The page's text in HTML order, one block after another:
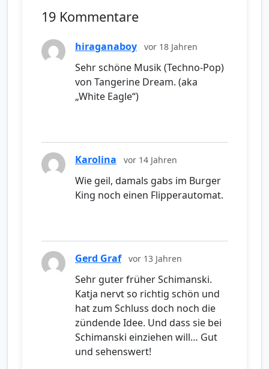
19 Kommentare
hiraganaboy vor 18 Jahren
Sehr schöne Musik (Techno-Pop)
von Tangerine Dream. (aka
„White Eagle“)
Karolina vor 14 Jahren
Wie geil, damals gabs im Burger
King noch einen Flipperautomat.
Gerd Graf vor 13 Jahren
Sehr guter früher Schimanski.
Katja nervt so richtig schön und
hat zum Schluss doch noch die
zündende Idee. Und dass sie bei
Schimanski einziehen will… Gut
und sehenswert!